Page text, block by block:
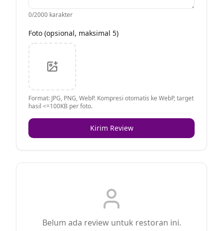
0/2000 karakter
Foto (opsional, maksimal 5)
Format: JPG, PNG, WebP. Kompresi otomatis ke WebP, target
hasil <=100KB per foto.
Kirim Review
Belum ada review untuk restoran ini.